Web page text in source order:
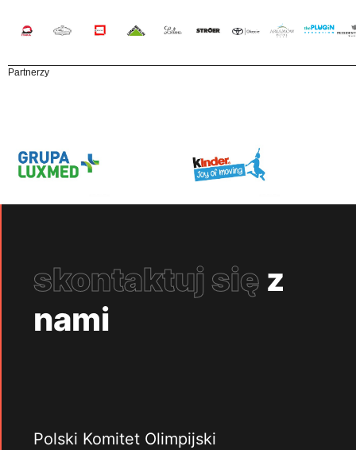
Partnerzy
skontaktuj się z
nami
Polski Komitet Olimpijski